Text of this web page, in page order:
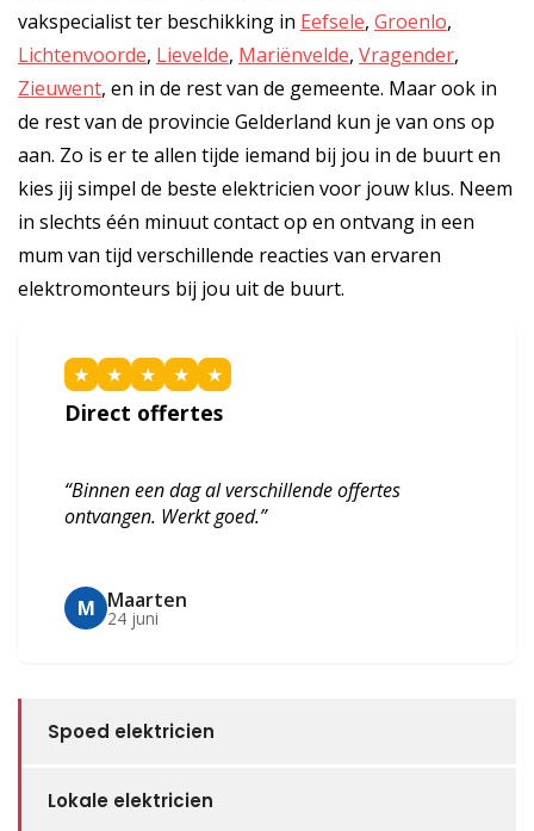
vakspecialist ter beschikking in Eefsele, Groenlo,
Lichtenvoorde, Lievelde, Mariënvelde, Vragender,
Zieuwent, en in de rest van de gemeente. Maar ook in
de rest van de provincie Gelderland kun je van ons op
aan. Zo is er te allen tijde iemand bij jou in de buurt en
kies jij simpel de beste elektricien voor jouw klus. Neem
in slechts één minuut contact op en ontvang in een
mum van tijd verschillende reacties van ervaren
elektromonteurs bij jou uit de buurt.
★ ★ ★ ★ ★
Direct offertes
“Binnen een dag al verschillende offertes
ontvangen. Werkt goed.”
M Maarten
24 juni
Spoed elektricien
Lokale elektricien